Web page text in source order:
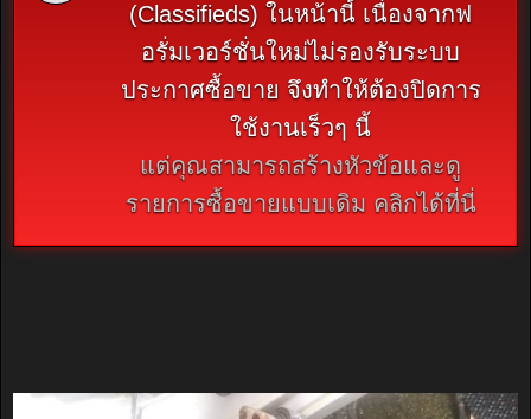
(Classifieds) ในหน้านี้ เนื่องจากฟ
อรั่มเวอร์ชั่นใหม่ไม่รองรับระบบ
ประกาศซื้อขาย จึงทำให้ต้องปิดการ
ใช้งานเร็วๆ นี้
แต่คุณสามารถสร้างหัวข้อและดู
รายการซื้อขายแบบเดิม คลิกได้ที่นี่